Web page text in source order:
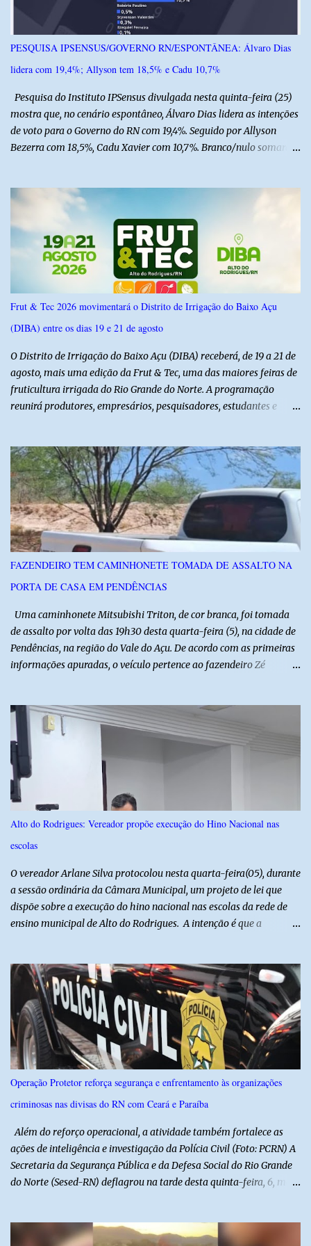
PESQUISA IPSENSUS/GOVERNO RN/ESPONTÂNEA: Álvaro Dias
lidera com 19,4%; Allyson tem 18,5% e Cadu 10,7%
Pesquisa do Instituto IPSensus divulgada nesta quinta-feira (25)
mostra que, no cenário espontâneo, Álvaro Dias lidera as intenções
de voto para o Governo do RN com 19,4%. Seguido por Allyson
Bezerra com 18,5%, Cadu Xavier com 10,7%. Branco/nulo somaram
do Norte entre os dias 18 e 22 de junho de 2026. O levantamento
possui margem de erro de 2,5 pontos percentuais e nível de
confiança de 95%. Registro no TSE: RN-09520/2026
Frut & Tec 2026 movimentará o Distrito de Irrigação do Baixo Açu
(DIBA) entre os dias 19 e 21 de agosto
O Distrito de Irrigação do Baixo Açu (DIBA) receberá, de 19 a 21 de
agosto, mais uma edição da Frut & Tec, uma das maiores feiras de
fruticultura irrigada do Rio Grande do Norte. A programação
reunirá produtores, empresários, pesquisadores, estudantes e
instituições e tecnologias voltadas ao setor. Além das atividades
técnicas, a feira contará com programação cultural. No dia 20 de
agosto, o público poderá prestigiar o show de humor com Mução,
seguido de apresentação musical de Vê Barreto. A Frut & Tec
reforça a importância do Distrito de Irrigação do Baixo Açu como
referência na fruticultura irrigada, promovendo conhecimento,
inovação e oportunidades para o desenvolvimento do agronegócio
potiguar. @associacaodiba
FAZENDEIRO TEM CAMINHONETE TOMADA DE ASSALTO NA
PORTA DE CASA EM PENDÊNCIAS
Uma caminhonete Mitsubishi Triton, de cor branca, foi tomada
de assalto por volta das 19h30 desta quarta-feira (5), na cidade de
Pendências, na região do Vale do Açu. De acordo com as primeiras
informações apuradas, o veículo pertence ao fazendeiro Zé
anunciaram o assalto no momento em que ela estava em frente à
residência, no Centro da cidade. Ainda conforme relatos de
testemunhas, os suspeitos utilizavam roupas semelhantes a
uniformes de empresa, o que pode ter ajudado a não despertar
suspeitas antes da abordagem. Após a ação criminosa, a dupla
fugiu levando a caminhonete em direção ainda desconhecida. A
Polícia Militar foi acionada logo após o crime e realiza diligências
na região na tentativa de localizar o veículo e identificar os
autores do assalto. Qualquer informação que possa ajudar na
ser repassad...
Alto do Rodrigues: Vereador propõe execução do Hino Nacional nas
escolas
O vereador Arlane Silva protocolou nesta quarta-feira(05), durante
a sessão ordinária da Câmara Municipal, um projeto de lei que
dispõe sobre a execução do hino nacional nas escolas da rede de
ensino municipal de Alto do Rodrigues. A intenção é que a
nacionais e da formação da cidadania. O projeto prevê ainda que
a execução do hino nacional ocorra uma vez por semana, em dia
definido pela Secretaria Municipal de Educação do município. É
previsto também que as escolas da rede de ensino público
municipal deverão promover a discussão das letras do Hino
Nacional Brasileiro de modo a estimular os estudantes interpretar
e debater o seu conteúdo. De acordo com o vereador, a Secretaria
Municipal de Educação poderá expedir normas complementares
necessárias ao cumprimento da lei.
Operação Protetor reforça segurança e enfrentamento às organizações
criminosas nas divisas do RN com Ceará e Paraíba
Além do reforço operacional, a atividade também fortalece as
ações de inteligência e investigação da Polícia Civil (Foto: PCRN) A
Secretaria da Segurança Pública e da Defesa Social do Rio Grande
do Norte (Sesed-RN) deflagrou na tarde desta quinta-feira, 6, mais
da segurança pública para o enfrentamento de organizações